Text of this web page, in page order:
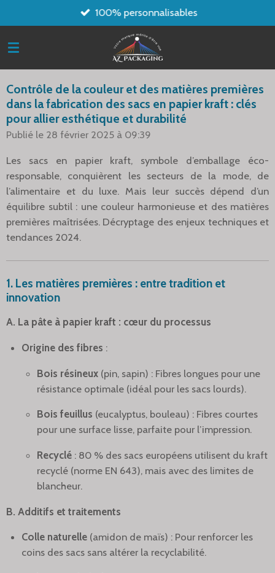
au
contenu
100% personnalisables
Contrôle de la couleur et des matières premières
dans la fabrication des sacs en papier kraft : clés
pour allier esthétique et durabilité
Publié le 28 février 2025 à 09:39
Les sacs en papier kraft, symbole d’emballage éco-
responsable, conquièrent les secteurs de la mode, de
l’alimentaire et du luxe. Mais leur succès dépend d’un
équilibre subtil : une couleur harmonieuse et des matières
premières maîtrisées. Décryptage des enjeux techniques et
tendances 2024.
1. Les matières premières : entre tradition et
innovation
A. La pâte à papier kraft : cœur du processus
Origine des fibres :
Bois résineux (pin, sapin) : Fibres longues pour une
résistance optimale (idéal pour les sacs lourds).
Bois feuillus (eucalyptus, bouleau) : Fibres courtes
pour une surface lisse, parfaite pour l’impression.
Recyclé : 80 % des sacs européens utilisent du kraft
recyclé (norme EN 643), mais avec des limites de
blancheur.
B. Additifs et traitements
Colle naturelle (amidon de maïs) : Pour renforcer les
coins des sacs sans altérer la recyclabilité.